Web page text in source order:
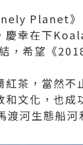
Planet》
慶幸在下
，希望《
茶，當然
文化，也
河生態船河